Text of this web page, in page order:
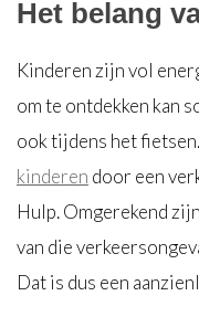
Het belang
Kinderen zijn vol
om te ontdekken kan
ook tijdens het
kinderen door een
Hulp. Omgerekend
van die
Dat is dus een